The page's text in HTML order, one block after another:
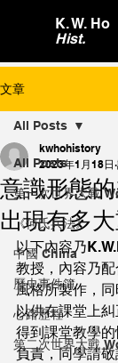
K. W. Ho
Hist.
文章
All Posts
第一次世界大戰
《何氏兵法》
中國 China
歷史事件簿
心路歷程
第二次世界大戰
All Posts
意識形態
出現有多
kwhohistory
2023年1月18日
以下內容乃
教授，內容乃
風格所製作，
以供在課堂上
得到課堂教學
負責，同學請